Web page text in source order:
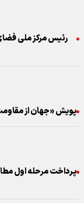
رئیس مرکز ملی
پویش «جهان از
پرداخت مرحله اول